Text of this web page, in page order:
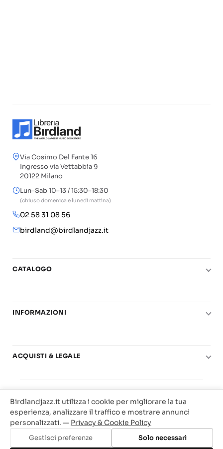
Aggiungi al carrello
Via Cosimo Del Fante 16
Ingresso via Vettabbia 9
20122 Milano
Lun–Sab 10–13 / 15:30–18:30
(chiuso domenica e lunedì mattina)
02 58 31 08 56
birdland@birdlandjazz.it
CATALOGO
Chitarra
Basi play-along
Offerte
INFORMAZIONI
Carta del Docente
ACQUISTI & LEGALE
Privacy & Cookie
Traccia il tuo ordine
Birdland Milano. P.Iva 12093700156
Web Agency Milano
Birdlandjazz.it utilizza i cookie per migliorare la tua
esperienza, analizzare il traffico e mostrare annunci
personalizzati. — Privacy & Cookie Policy
Gestisci preferenze Solo necessari